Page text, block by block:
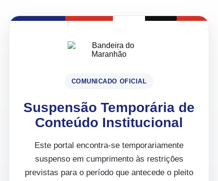
COMUNICADO OFICIAL
Suspensão Temporária de
Conteúdo Institucional
Este portal encontra-se temporariamente
suspenso em cumprimento às restrições
previstas para o período que antecede o pleito